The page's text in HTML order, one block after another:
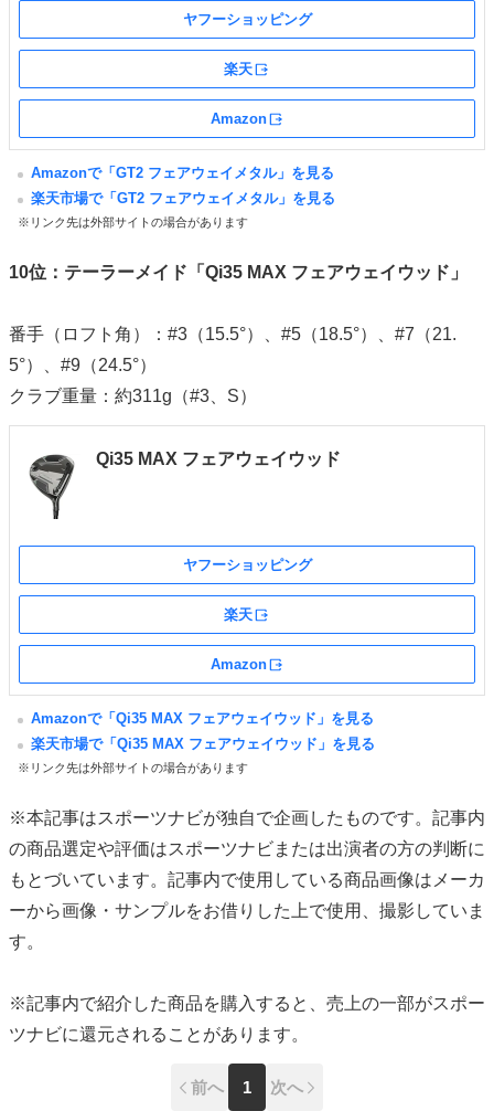
ヤフーショッピング
楽天
Amazon
Amazonで「GT2 フェアウェイメタル」を見る
楽天市場で「GT2 フェアウェイメタル」を見る
※リンク先は外部サイトの場合があります
10位：テーラーメイド「Qi35 MAX フェアウェイウッド」
番手（ロフト角）：#3（15.5°）、#5（18.5°）、#7（21.
5°）、#9（24.5°）
クラブ重量：約311g（#3、S）
Qi35 MAX フェアウェイウッド
ヤフーショッピング
楽天
Amazon
Amazonで「Qi35 MAX フェアウェイウッド」を見る
楽天市場で「Qi35 MAX フェアウェイウッド」を見る
※リンク先は外部サイトの場合があります
※本記事はスポーツナビが独自で企画したものです。記事内
の商品選定や評価はスポーツナビまたは出演者の方の判断に
もとづいています。記事内で使用している商品画像はメーカ
ーから画像・サンプルをお借りした上で使用、撮影していま
す。
※記事内で紹介した商品を購入すると、売上の一部がスポー
ツナビに還元されることがあります。
前へ 1
次へ